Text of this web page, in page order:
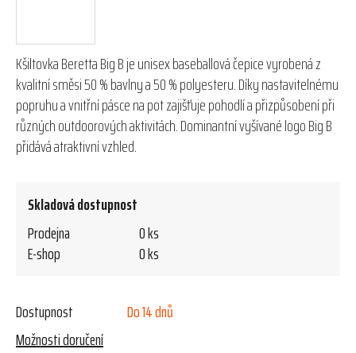
Kšiltovka Beretta Big B je unisex baseballová čepice vyrobená z
kvalitní směsi 50 % bavlny a 50 % polyesteru. Díky nastavitelnému
popruhu a vnitřní pásce na pot zajišťuje pohodlí a přizpůsobení při
různých outdoorových aktivitách. Dominantní vyšívané logo Big B
přidává atraktivní vzhled.
Skladová dostupnost
Prodejna
0 ks
E-shop
0 ks
Dostupnost
Do 14 dnů
Možnosti doručení